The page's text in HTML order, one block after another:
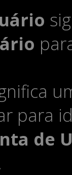
para
de